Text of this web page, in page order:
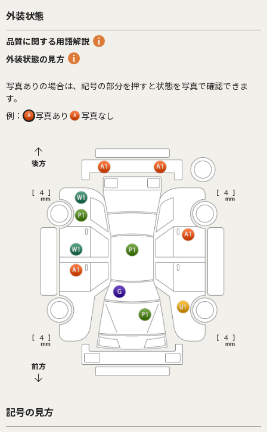
外装状態
品質に関する用語解説
外装状態の見方
写真ありの場合は、記号の部分を押すと状態を写真で確認できま
す。
例：
写真あり 写真なし
前方
後方
記号の見方